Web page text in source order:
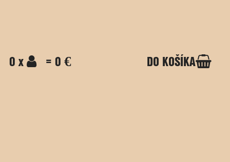
0 x = 0 € DO KOŠÍKA